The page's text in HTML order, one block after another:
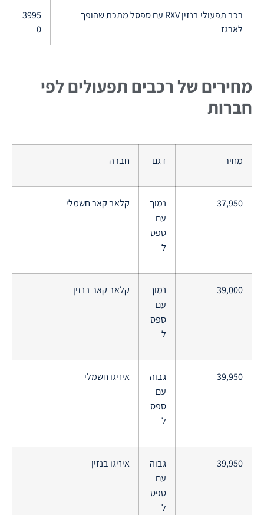
רכב תפעולי בנזין RXV עם ספסל מתכת שהופך
לארגז
3995
0
מחירים של רכבים תפעולים לפי
חברות
מחיר דגם חברה
37,950
נמוך
עם
ספס
ל
קלאב קאר חשמלי
39,000
נמוך
עם
ספס
ל
קלאב קאר בנזין
39,950
גבוה
עם
ספס
ל
איזיגו חשמלי
39,950
גבוה
עם
ספס
ל
איזיגו בנזין